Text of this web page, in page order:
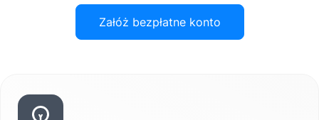
Załóż bezpłatne konto